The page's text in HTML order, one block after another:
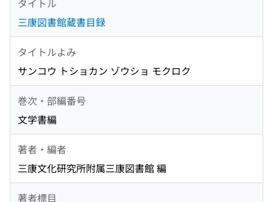
三康図書館蔵書目録
タイトルよみ
サンコウ トショカン ゾウショ モクロク
巻次・部編番号
文学書編
著者・編者
三康文化研究所附属三康図書館 編
著者標目